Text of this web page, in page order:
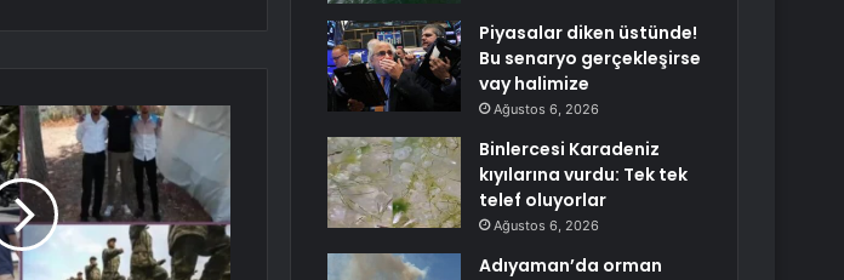
Piyasalar diken üstünde!
Bu senaryo gerçekleşirse
vay halimize
Ağustos 6, 2026
Binlercesi Karadeniz
kıyılarına vurdu: Tek tek
telef oluyorlar
Ağustos 6, 2026
Adıyaman’da orman